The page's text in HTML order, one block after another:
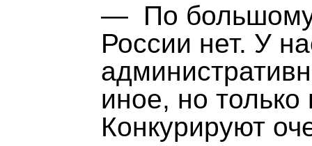
— По большому
России нет. У
иное, но только
Конкурируют